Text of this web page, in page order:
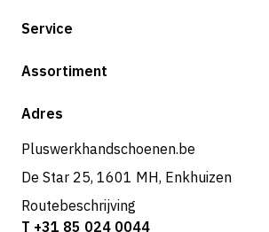
Service
Betalingsmogelijkheden
Retouren & service
Assortiment
Shop
Adres
Pluswerkhandschoenen.be
De Star 25, 1601 MH, Enkhuizen
Routebeschrijving
T +31 85 024 0044